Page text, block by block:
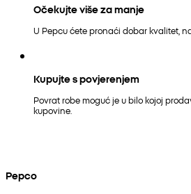
Očekujte više za manje
U Pepcu ćete pronaći dobar kvalitet,
Kupujte s povjerenjem
Povrat robe moguć je u bilo kojoj
kupovine.
Pepco